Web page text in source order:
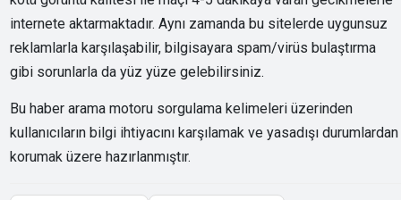
internete aktarmaktadır. Aynı zamanda bu sitelerde uygunsuz
reklamlarla karşılaşabilir, bilgisayara spam/virüs bulaştırma
gibi sorunlarla da yüz yüze gelebilirsiniz.
Bu haber arama motoru sorgulama kelimeleri üzerinden
kullanıcıların bilgi ihtiyacını karşılamak ve yasadışı durumlardan
korumak üzere hazırlanmıştır.